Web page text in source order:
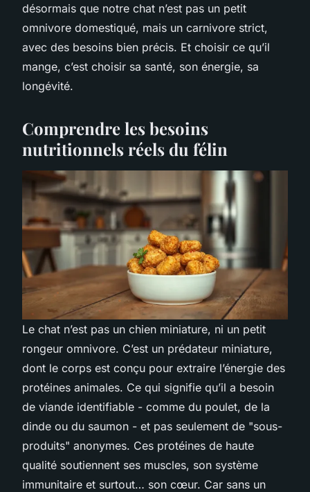
désormais que notre chat n’est pas un petit
omnivore domestiqué, mais un carnivore strict,
avec des besoins bien précis. Et choisir ce qu’il
mange, c’est choisir sa santé, son énergie, sa
longévité.
Comprendre les besoins
nutritionnels réels du félin
Le chat n’est pas un chien miniature, ni un petit
rongeur omnivore. C’est un prédateur miniature,
dont le corps est conçu pour extraire l’énergie des
protéines animales. Ce qui signifie qu’il a besoin
de viande identifiable - comme du poulet, de la
dinde ou du saumon - et pas seulement de "sous-
produits" anonymes. Ces protéines de haute
qualité soutiennent ses muscles, son système
immunitaire et surtout… son cœur. Car sans un